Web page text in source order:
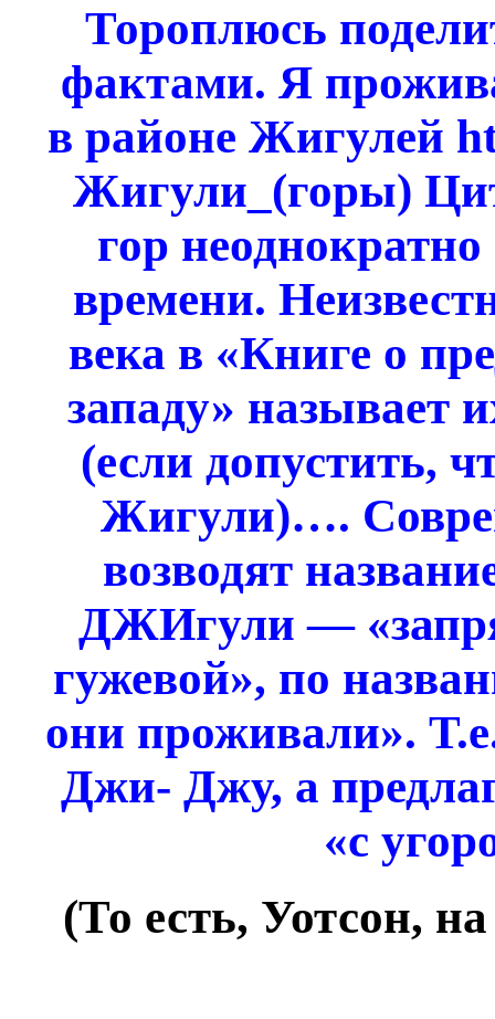
Тороплюсь
фактами. Я
в районе Жигулей
Жигули_(горы)
гор
времени.
века в «Книге о
западу» называет
(если допустить,
Жигули)….
возводят
ДЖИгули —
гужевой», по
они проживали».
Джи- Джу, а
«с
(То есть, Уотсон,